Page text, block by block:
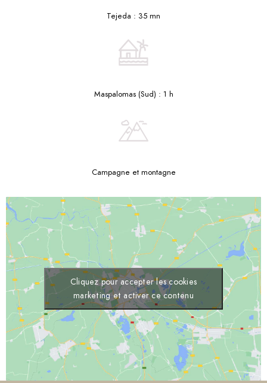
Cliquez pour accepter les cookies
marketing et activer ce contenu
Tejeda : 35 mn
Maspalomas (Sud) : 1 h
Campagne et montagne